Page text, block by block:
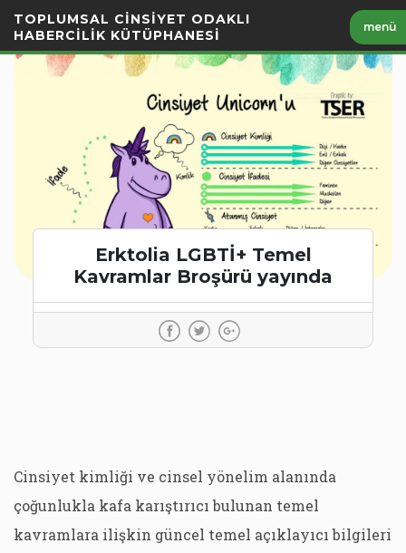
Geç
TOPLUMSAL CİNSİYET ODAKLI
HABERCİLİK KÜTÜPHANESİ
menü
Erktolia LGBTİ+ Temel
Kavramlar Broşürü yayında
Cinsiyet kimliği ve cinsel yönelim alanında
çoğunlukla kafa karıştırıcı bulunan temel
kavramlara ilişkin güncel temel açıklayıcı bilgileri